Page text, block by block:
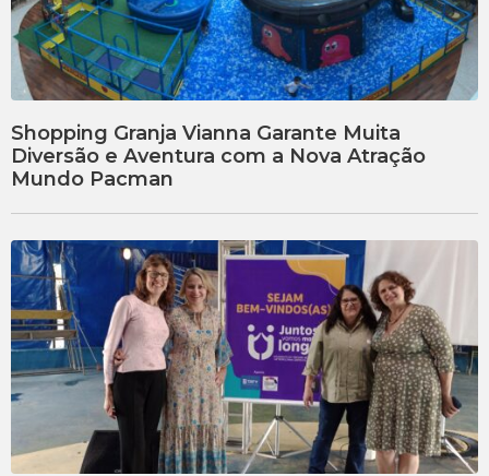
Shopping Granja Vianna Garante Muita
Diversão e Aventura com a Nova Atração
Mundo Pacman